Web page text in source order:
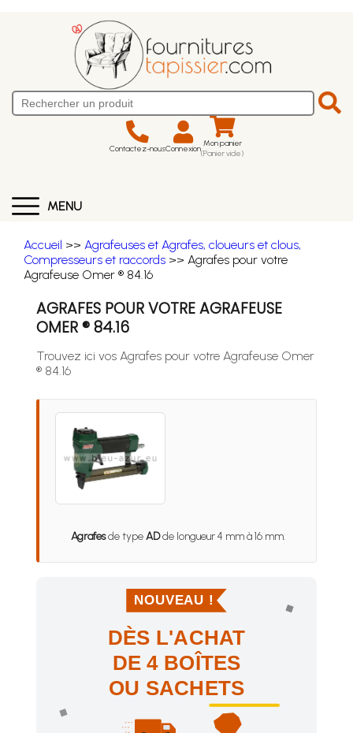
Contactez-nousConnexion Mon panier
(Panier vide)
MENU
Accueil >> Agrafeuses et Agrafes, cloueurs et clous,
Compresseurs et raccords >> Agrafes pour votre
Agrafeuse Omer ® 84.16
AGRAFES POUR VOTRE AGRAFEUSE
OMER ® 84.16
Trouvez ici vos Agrafes pour votre Agrafeuse Omer
® 84.16
Agrafesde typeADde longueur 4 mm à 16 mm.
NOUVEAU !
DÈS L'ACHAT
DE 4 BOÎTES
OU SACHETS